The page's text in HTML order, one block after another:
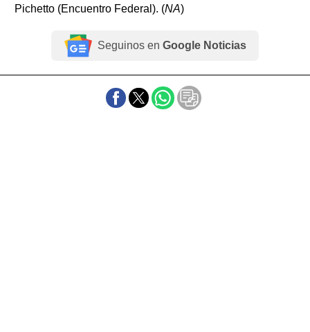
Pichetto (Encuentro Federal). (NA)
Seguinos en Google Noticias